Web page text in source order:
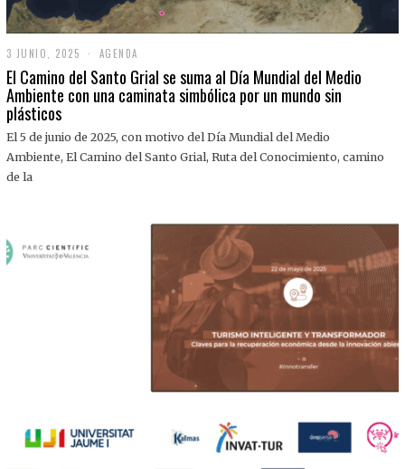
3 JUNIO, 2025
J
U
N
,
0
AGENDA
El Camino del Santo Grial se suma al Día Mundial del Medio
Ambiente con una caminata simbólica por un mundo sin
plásticos
El 5 de junio de 2025, con motivo del Día Mundial del Medio
Ambiente, El Camino del Santo Grial, Ruta del Conocimiento, camino
de la